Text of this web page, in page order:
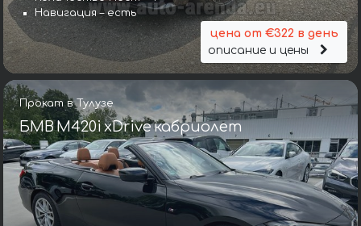
Навигация – есть
цена от €322 в день
описание и цены
Прокат в Тулузе
БМВ M420i xDrive кабриолет